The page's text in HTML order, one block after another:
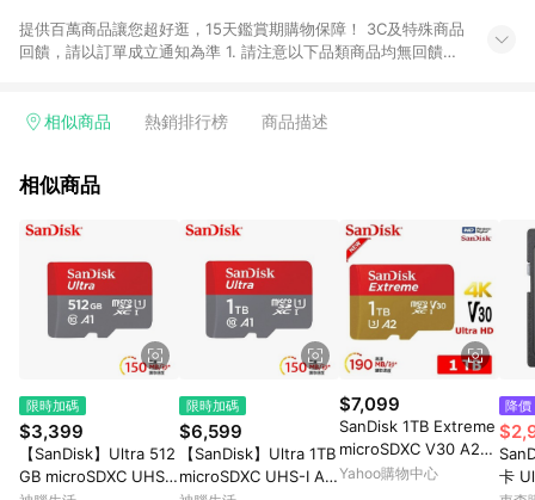
提供百萬商品讓您超好逛，15天鑑賞期購物保障！ 3C及特殊商品
回饋，請以訂單成立通知為準 1. 請注意以下品類商品均無回饋：
電玩/遊戲/相機/單眼/鏡頭/拍立得 [2024/6/1起適用] -內接硬
的購回饋活動享Yahoo超贈點回饋者 - 購物中心商店之商品：商
3. 訂單回饋金額將扣除運費/購物金/超贈點/福利金/紅利折抵/折
價券等虛擬貨幣折抵 4. 大宗採購或批發轉賣不具回饋資格： 如
有相關事證認定您為大宗採購、批發轉賣而非最終消費使用者，
相關認定以Yahoo購物中心之認定為準
相似商品 熱銷排行榜 商品描述
相似商品
限時加碼
$3,399
【SanDisk】Ultra 512
GB microSDXC UHS-I
限時加碼
$6,599
【SanDisk】Ultra 1TB
microSDXC UHS-I A1
$7,099
SanDisk 1TB Extreme
microSDXC V30 A2
記憶卡
Yahoo購物中心
降價
卡